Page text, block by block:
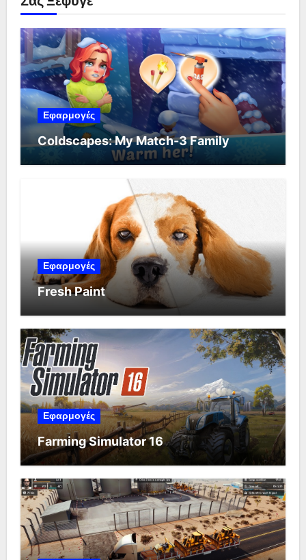
Εφαρμογές
Coldscapes: My Match-3 Family
Εφαρμογές
Fresh Paint
Εφαρμογές
Farming Simulator 16